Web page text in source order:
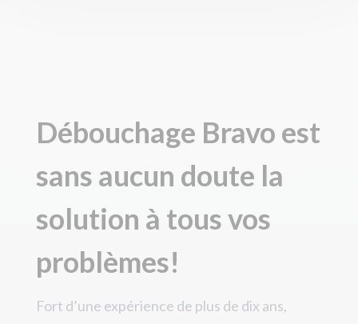
Débouchage Bravo est
sans aucun doute la
solution à tous vos
problèmes!
Fort d’une expérience de plus de dix ans,